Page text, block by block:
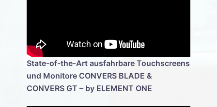
State-of-the-Art ausfahrbare Touchscreens
und Monitore CONVERS BLADE &
CONVERS GT – by ELEMENT ONE